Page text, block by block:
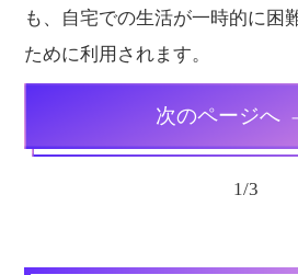
も、自宅での生活が一時的に困
ために利用されます。
次のページへ
1/3